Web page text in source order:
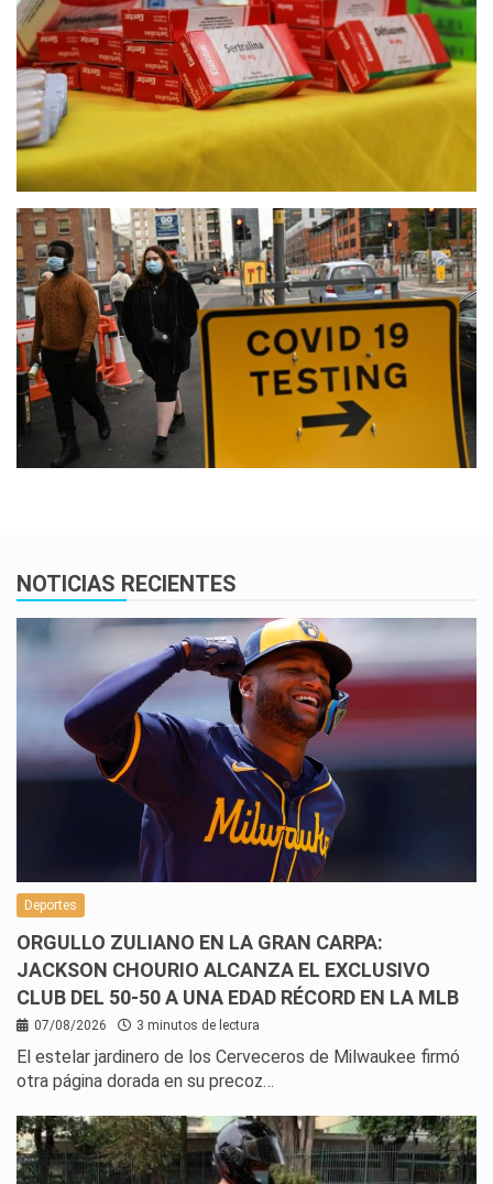
NOTICIAS RECIENTES
Deportes
ORGULLO ZULIANO EN LA GRAN CARPA:
JACKSON CHOURIO ALCANZA EL EXCLUSIVO
CLUB DEL 50-50 A UNA EDAD RÉCORD EN LA MLB
07/08/2026 3 minutos de lectura
El estelar jardinero de los Cerveceros de Milwaukee firmó
otra página dorada en su precoz…